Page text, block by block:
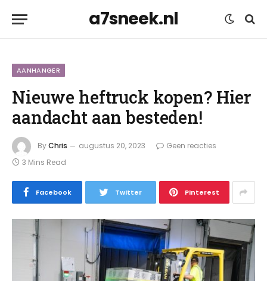
a7sneek.nl
AANHANGER
Nieuwe heftruck kopen? Hier
aandacht aan besteden!
ByChris augustus 20, 2023
Geen reacties
3 Mins Read
Facebook Twitter Pinterest